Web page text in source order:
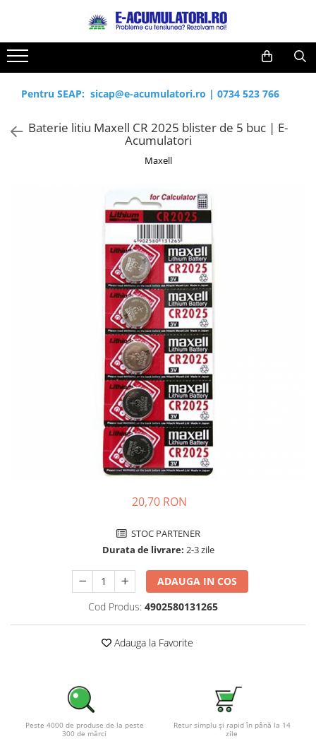
Toate Produsele
Acumulatori, Baterii si Incarcatoare
Uzuale
Baterii alcaline
Incarcatoare acumulatori
Panouri fotovoltaice si accesorii
Panouri fotovoltaice
Sisteme prindere panouri
Convertoare de tensiune
Sisteme de stocare energie
LiFePO4
Pachete complete stocare energie
Sisteme fotovoltaice complete
Sisteme fotovoltaice de putere
mica (rulota/caravan/case de
Reduceri de vara
Cabluri
Acumulatori
Prelungitoare
Pentru SEAP: sicap@e-acumulatori.ro | 0734 523 766
Baterie litiu Maxell CR 2025 blister de 5 buc | E-
Acumulatori
Maxell
20,70 RON
STOC PARTENER
Durata de livrare: 2-3 zile
ADAUGA IN COS
Cod Produs: 4902580131265
Adauga la Favorite
Peste 4000 de produse de la peste
300 de mărci
Retur simplu și rapid în până la 14
zile